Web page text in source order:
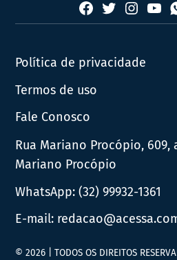
Facebook
Twitter
Política de privacidade
Termos de uso
Fale Conosco
Rua Mariano Procópio, 609,
Mariano Procópio
WhatsApp:(32) 99932-1361
E-mail:
© 2026 | TODOS OS DIREITOS